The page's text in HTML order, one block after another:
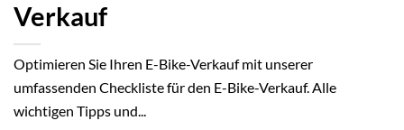
Verkauf
Optimieren Sie Ihren E-Bike-Verkauf mit unserer
umfassenden Checkliste für den E-Bike-Verkauf. Alle
wichtigen Tipps und...